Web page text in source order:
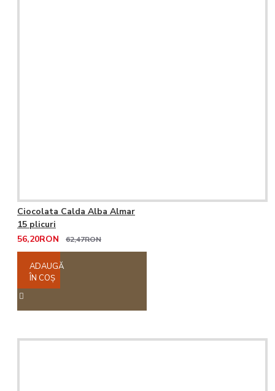
Ciocolata Calda Alba Almar
15 plicuri
56,20RON
62,47RON
ADAUGĂ
ÎN COŞ